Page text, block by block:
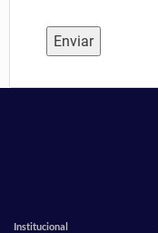
Institucional